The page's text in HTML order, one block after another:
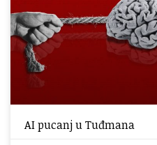
AI pucanj u Tuđmana